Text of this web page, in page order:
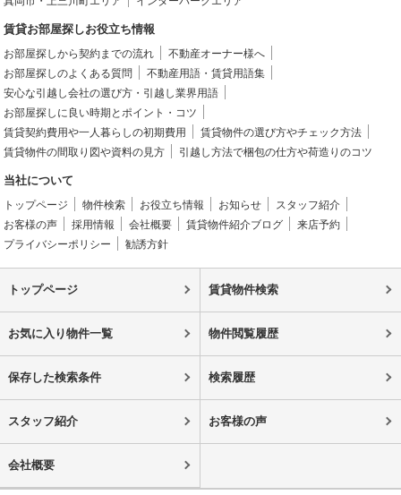
賃貸お部屋探しお役立ち情報
お部屋探しから契約までの流れ
不動産オーナー様へ
お部屋探しのよくある質問
不動産用語・賃貸用語集
安心な引越し会社の選び方・引越し業界用語
お部屋探しに良い時期とポイント・コツ
賃貸契約費用や一人暮らしの初期費用
賃貸物件の選び方やチェック方法
賃貸物件の間取り図や資料の見方
引越し方法で梱包の仕方や荷造りのコツ
当社について
トップページ 物件検索 お役立ち情報 お知らせ
スタッフ紹介
お客様の声
採用情報 会社概要 賃貸物件紹介ブログ
来店予約
プライバシーポリシー
勧誘方針
トップページ 賃貸物件検索
お気に入り物件一覧 物件閲覧履歴
保存した検索条件 検索履歴
スタッフ紹介 お客様の声
会社概要